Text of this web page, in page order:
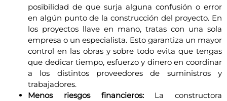
posibilidad de que surja alguna confusión o error
en algún punto de la construcción del proyecto. En
los proyectos llave en mano, tratas con una sola
empresa o un especialista. Esto garantiza un mayor
control en las obras y sobre todo evita que tengas
que dedicar tiempo, esfuerzo y dinero en coordinar
a los distintos proveedores de suministros y
trabajadores.
Menos riesgos financieros: La constructora